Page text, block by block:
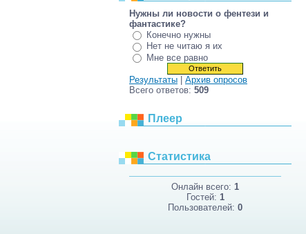
Нужны ли новости о фентези и
фантастике?
Конечно нужны
Нет не читаю я их
Мне все равно
Результаты
Архив опросов
Всего ответов: 509
Плеер
Статистика
Онлайн всего: 1
Гостей: 1
Пользователей: 0